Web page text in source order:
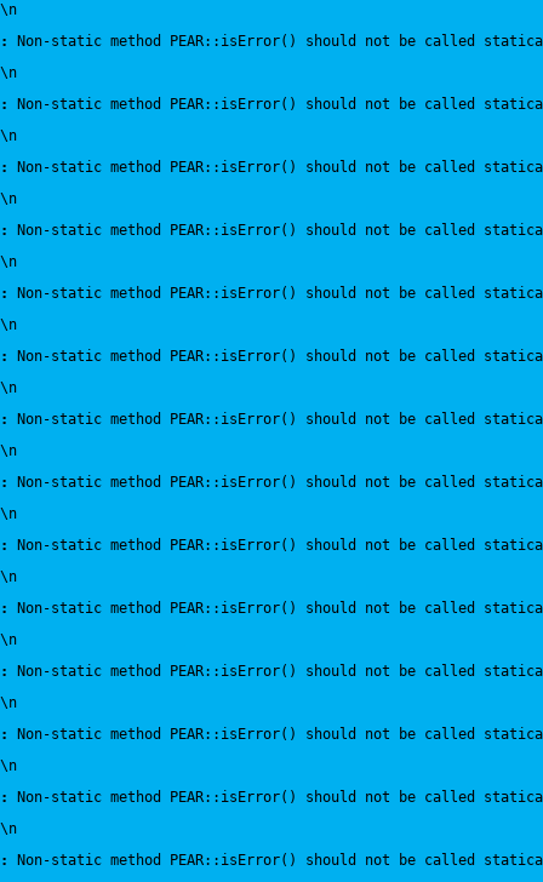
\n
:
Non-static method PEAR::isError() should not be called
\n
:
Non-static method PEAR::isError() should not be called
\n
:
Non-static method PEAR::isError() should not be called
\n
:
Non-static method PEAR::isError() should not be called
\n
:
Non-static method PEAR::isError() should not be called
\n
:
Non-static method PEAR::isError() should not be called
\n
:
Non-static method PEAR::isError() should not be called
\n
:
Non-static method PEAR::isError() should not be called
\n
:
Non-static method PEAR::isError() should not be called
\n
:
Non-static method PEAR::isError() should not be called
\n
:
Non-static method PEAR::isError() should not be called
\n
:
Non-static method PEAR::isError() should not be called
\n
:
Non-static method PEAR::isError() should not be called
\n
:
Non-static method PEAR::isError() should not be called